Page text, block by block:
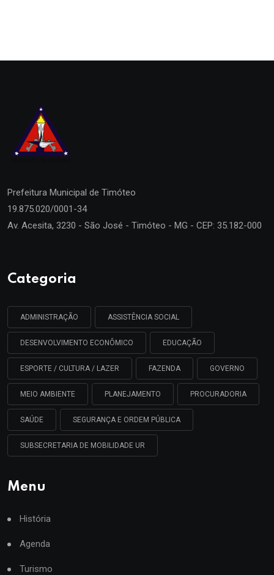
Prefeitura Municipal de Timóteo
19.875.020/0001-34
Av. Acesita, 3230 - São José - Timóteo - MG - CEP: 35.182-000
Categoria
ADMINISTRAÇÃO ASSISTÊNCIA SOCIAL
DESENVOLVIMENTO ECONÔMICO EDUCAÇÃO
ESPORTE / CULTURA / LAZER FAZENDA GOVERNO
MEIO AMBIENTE PLANEJAMENTO PROCURADORIA
SAÚDE SEGURANÇA E ORDEM PÚBLICA
SUBSECRETARIA DE MOBILIDADE UR
Menu
História
Agenda
Turismo